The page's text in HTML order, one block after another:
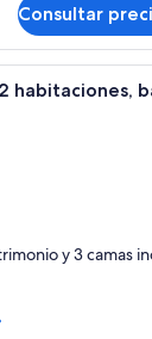
Consultar
Un
habitaciones,
y 3 camas